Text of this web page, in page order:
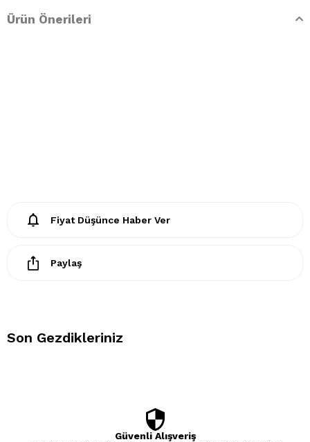
- Lekelerin çözücülerle giderilmesine izin verilmez
Ürün Önerileri
Fiyat Düşünce Haber Ver
Paylaş
Son Gezdikleriniz
Güvenli Alışveriş